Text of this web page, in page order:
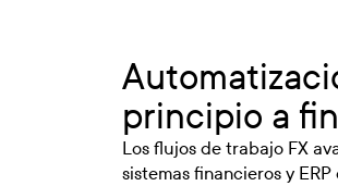
principio a fin
Los flujos de trabajo FX
sistemas financieros y